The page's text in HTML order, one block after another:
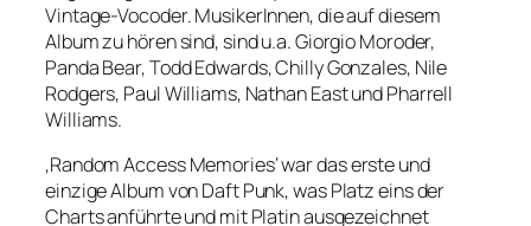
Vintage-Vocoder. MusikerInnen, die auf diesem
Album zu hören sind, sind u.a. Giorgio Moroder,
Panda Bear, Todd Edwards, Chilly Gonzales, Nile
Rodgers, Paul Williams, Nathan East und Pharrell
Williams.
‚Random Access Memories‘ war das erste und
einzige Album von Daft Punk, was Platz eins der
Charts anführte und mit Platin ausgezeichnet